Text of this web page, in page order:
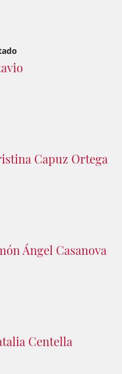
Capuz Ortega
Ángel Casanova
Centella